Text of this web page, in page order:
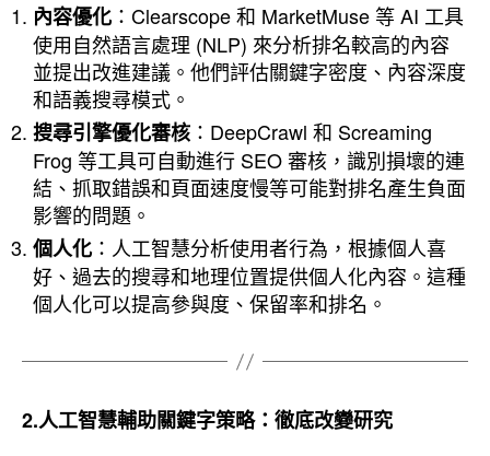
內容優化 ：Clearscope 和 MarketMuse 等 AI 工具
使用自然語言處理 (NLP) 來分析排名較高的內容
並提出改進建議。他們評估關鍵字密度、內容深度
和語義搜尋模式。
搜尋引擎優化審核 ：DeepCrawl 和 Screaming
Frog 等工具可自動進行 SEO 審核，識別損壞的連
結、抓取錯誤和頁面速度慢等可能對排名產生負面
影響的問題。
個人化 ：人工智慧分析使用者行為，根據個人喜
好、過去的搜尋和地理位置提供個人化內容。這種
個人化可以提高參與度、保留率和排名。
2.人工智慧輔助關鍵字策略：徹底改變研究